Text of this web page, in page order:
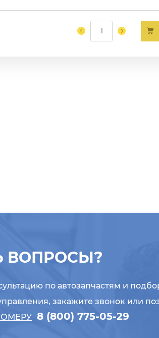
ВОПРОСЫ?
по автозапчастям и
закажите звонок или
8 (800) 775-05-29